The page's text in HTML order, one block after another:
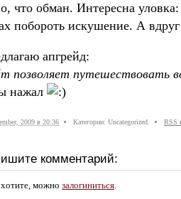
что обман. Интересна
побороть искушение. А
апгрейд:
позволяет путешествовать
нажал
2009 в 20:36 Категории: Uncategorized. RSS
комментарий:
можно залогиниться